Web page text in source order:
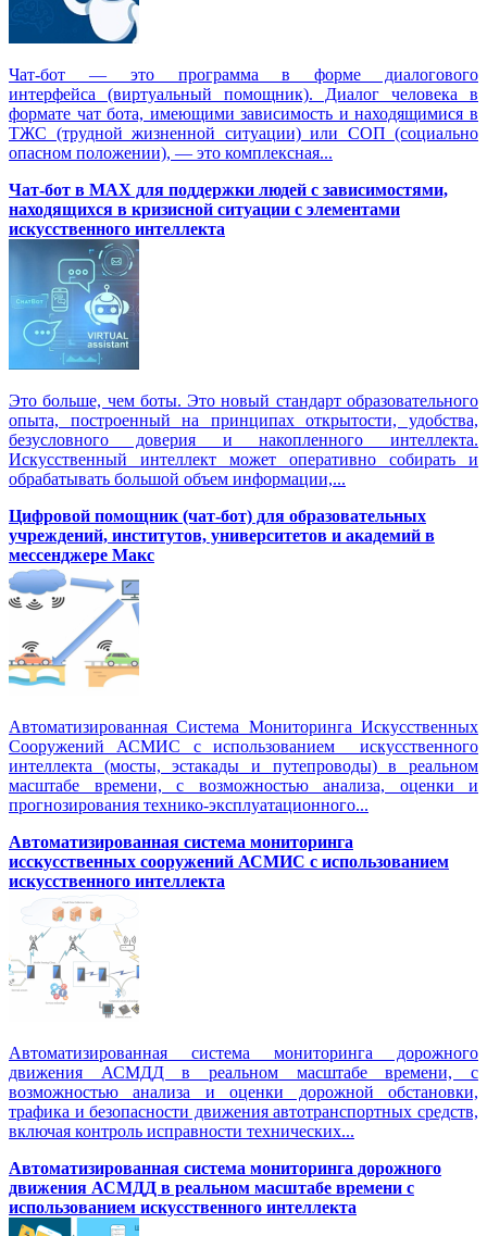
Чат-бот — это программа в форме диалогового
интерфейса (виртуальный помощник). Диалог человека в
формате чат бота, имеющими зависимость и находящимися в
ТЖС (трудной жизненной ситуации) или СОП (социально
опасном положении), — это комплексная...
Чат-бот в MAX для поддержки людей с зависимостями,
находящихся в кризисной ситуации с элементами
искусственного интеллекта
Это больше, чем боты. Это новый стандарт образовательного
опыта, построенный на принципах открытости, удобства,
безусловного доверия и накопленного интеллекта.
Искусственный интеллект может оперативно собирать и
обрабатывать большой объем информации,...
Цифровой помощник (чат-бот) для образовательных
учреждений, институтов, университетов и академий в
мессенджере Макс
Автоматизированная Система Мониторинга Искусственных
Сооружений АСМИС с использованием искусственного
интеллекта (мосты, эстакады и путепроводы) в реальном
масштабе времени, с возможностью анализа, оценки и
прогнозирования технико-эксплуатационного...
Автоматизированная система мониторинга
исскусственных сооружений АСМИС с использованием
искусственного интеллекта
Автоматизированная система мониторинга дорожного
движения АСМДД в реальном масштабе времени, с
возможностью анализа и оценки дорожной обстановки,
трафика и безопасности движения автотранспортных средств,
включая контроль исправности технических...
Автоматизированная cистема мониторинга дорожного
движения АСМДД в реальном масштабе времени с
использованием искусственного интеллекта